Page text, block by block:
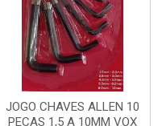
JOGO CHAVES ALLEN 10
PECAS 1,5 A 10MM VOX